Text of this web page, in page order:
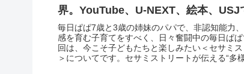
界。YouTube、U-NEXT、絵本、USJ
める
毎日ぱぱ7歳と3歳の姉妹のパパで、非認知能力
感を育む子育てをすべく、日々奮闘中の毎日ぱ
回は、今こそ子どもたちと楽しみたい＜セサミス
＞についてです。セサミストリートが伝える“多